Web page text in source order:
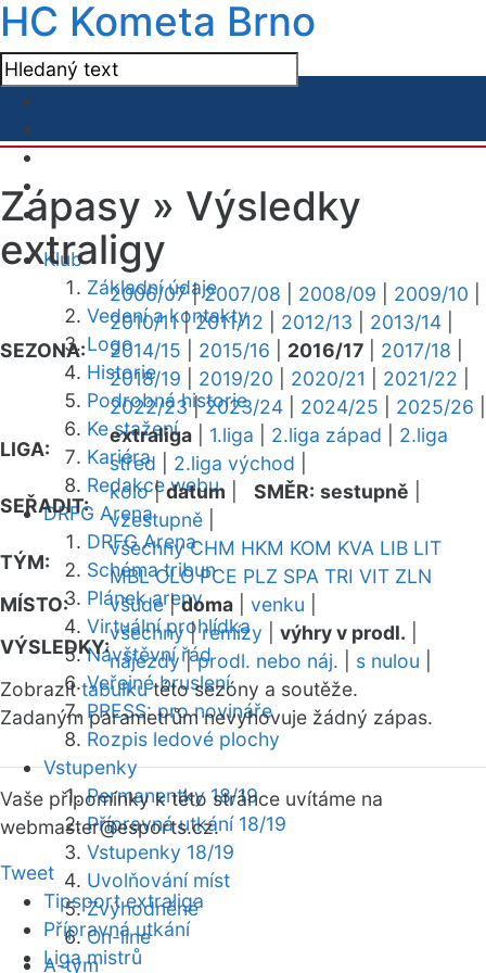
HC Kometa Brno
Klub
Základní údaje
Vedení a kontakty
Logo
Historie
Podrobná historie
Ke stažení
Kariéra
Redakce webu
DRFG Arena
DRFG Arena
Schéma tribun
Plánek areny
Virtuální prohlídka
Návštěvní řád
Veřejné bruslení
PRESS: pro novináře
Rozpis ledové plochy
Vstupenky
Permanentky 18/19
Přípravná utkání 18/19
Vstupenky 18/19
Uvolňování míst
Zvýhodněné
On-line
A-tým
Zápasy » Výsledky
extraligy
SEZONA:
2006/07|2007/08 2008/09 2009/10
2010/11|2011/12 2012/13 2013/14
2014/15
2015/16 2016/17 2017/18
2018/19
2019/20 2020/21 2021/22
2022/23|2023/24 2024/25 2025/26
LIGA:
extraliga 1.liga 2.liga západ
2.liga
střed
2.liga východ
SEŘADIT:
kolo|datum SMĚR: sestupně
vzestupně
TÝM:
všechny CHM HKM KOM KVA LIB LIT
MBL OLO PCE PLZ SPA TRI VIT ZLN
MÍSTO:
všude|doma venku
VÝSLEDKY:
všechny|remízy výhry v prodl.
nájezdy|prodl. nebo náj. s nulou
Zobrazittabulkutéto sezóny a soutěže.
Zadaným parametrům nevyhovuje žádný zápas.
Vaše připomínky k této stránce uvítáme na
webmaster@esports.cz.
Tweet
Tipsport extraliga
Přípravná utkání
Liga mistrů